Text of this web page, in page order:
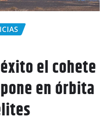
el cohete
en órbita